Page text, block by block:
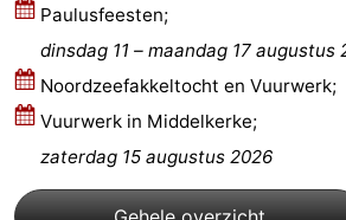
Paulusfeesten;
dinsdag 11 – maandag 17 augustus
Noordzeefakkeltocht en Vuurwerk;
Vuurwerk in Middelkerke;
zaterdag 15 augustus 2026